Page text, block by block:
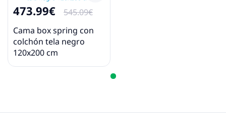
473.99€
545.09€
Cama box spring con
colchón tela negro
120x200 cm